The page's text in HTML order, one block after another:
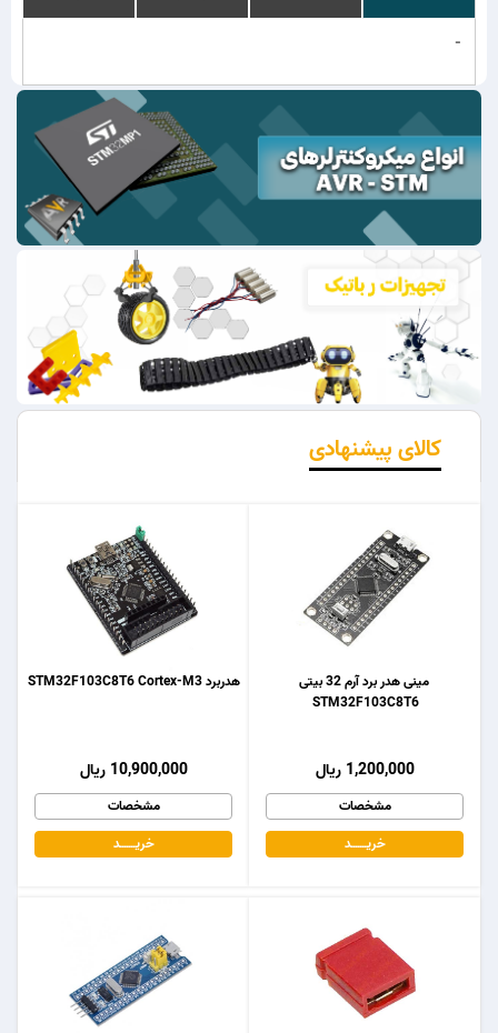
-
کالای پیشنهادی
هدربرد STM32F103C8T6 Cortex-M3
10,900,000 ریال
مشخصات
خریـــــــد
مینی هدر برد آرم 32 بیتی
STM32F103C8T6
1,200,000 ریال
مشخصات
خریـــــــد